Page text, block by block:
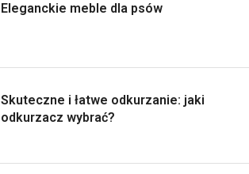
Eleganckie meble dla psów
Skuteczne i łatwe odkurzanie: jaki
odkurzacz wybrać?